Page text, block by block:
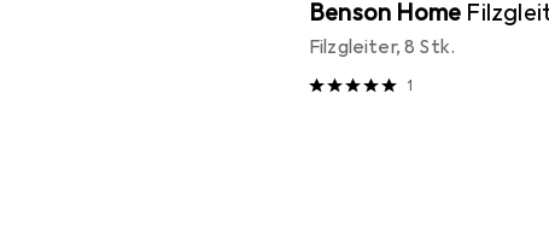
Benson Home
Filzgleiter, 8 Stk.
1